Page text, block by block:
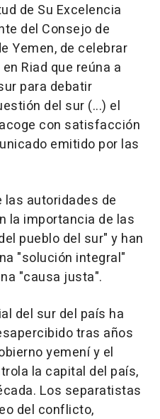
de Su Excelencia
del Consejo de
Yemen, de celebrar
Riad que reúna a
para debatir
del sur (...) el
con satisfacción
emitido por las
las autoridades de
la importancia de las
pueblo del sur" y han
"solución integral"
"causa justa".
del sur del país ha
tras años
yemení y el
la capital del país,
Los separatistas
del conflicto,